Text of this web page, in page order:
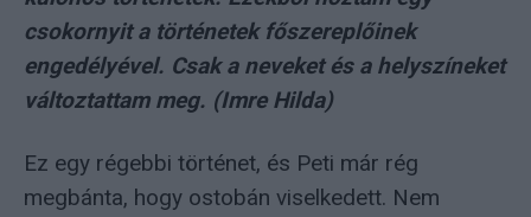
csokornyit a történetek főszereplőinek
engedélyével. Csak a neveket és a helyszíneket
változtattam meg. (Imre Hilda)
Ez egy régebbi történet, és Peti már rég
megbánta, hogy ostobán viselkedett. Nem